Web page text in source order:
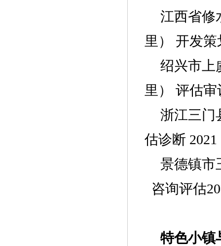
江西省修
里） 开发策
绍兴市上
里） 评估审
浙江三门
估诊断 2021
景德镇市
咨询评估
特色小镇